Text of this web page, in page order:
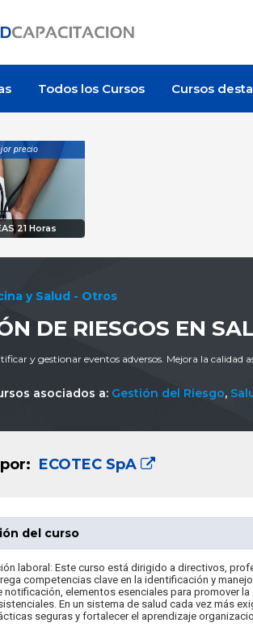
Todos los Cursos Cursos
precio
21 Horas
y Salud - Otros
DE RIESGOS EN
y gestionar eventos adversos. Mejora la calidad
asociados a: Gestión del Riesgo,
ECOTEC SpA
del curso
laboral: Este curso está dirigido a directivos,
competencias clave en la identificación y
notificación, elementos esenciales para promover
En un sistema de salud cada vez más
seguras y fortalecer el aprendizaje